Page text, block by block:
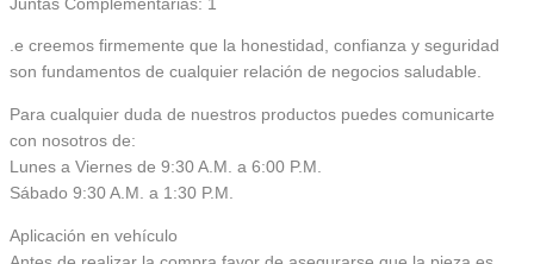
Juntas Complementarias: 1
.e creemos firmemente que la honestidad, confianza y seguridad
son fundamentos de cualquier relación de negocios saludable.
Para cualquier duda de nuestros productos puedes comunicarte
con nosotros de:
Lunes a Viernes de 9:30 A.M. a 6:00 P.M.
Sábado 9:30 A.M. a 1:30 P.M.
Aplicación en vehículo